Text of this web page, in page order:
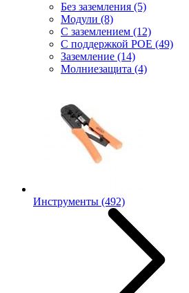
Без заземления (5)
Модули (8)
С заземлением (12)
С поддержкой POE (49)
Заземление (14)
Молниезащита (4)
Инструменты (492)